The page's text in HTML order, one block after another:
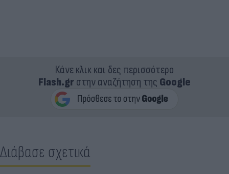
Κάνε κλικ και δες περισσότερο
Flash.grστην αναζήτηση της Google
Διάβασε σχετικά